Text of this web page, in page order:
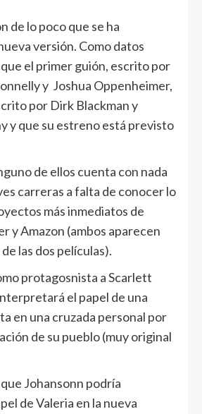
de lo poco que se ha
versión. Como datos
el primer guión, escrito por
y Joshua Oppenheimer,
por Dirk Blackman y
y que su estreno está previsto
de ellos cuenta con nada
carreras a falta de conocer lo
más inmediatos de
y Amazon (ambos aparecen
las dos películas).
protagosnista a Scarlett
el papel de una
en una cruzada personal por
de su pueblo (muy original
Johansonn podría
de Valeria en la nueva